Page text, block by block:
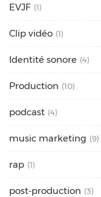
EVJF (1)
Clip vidéo (1)
Identité sonore (4)
Production (10)
podcast (4)
music marketing (9)
rap (1)
post-production (3)